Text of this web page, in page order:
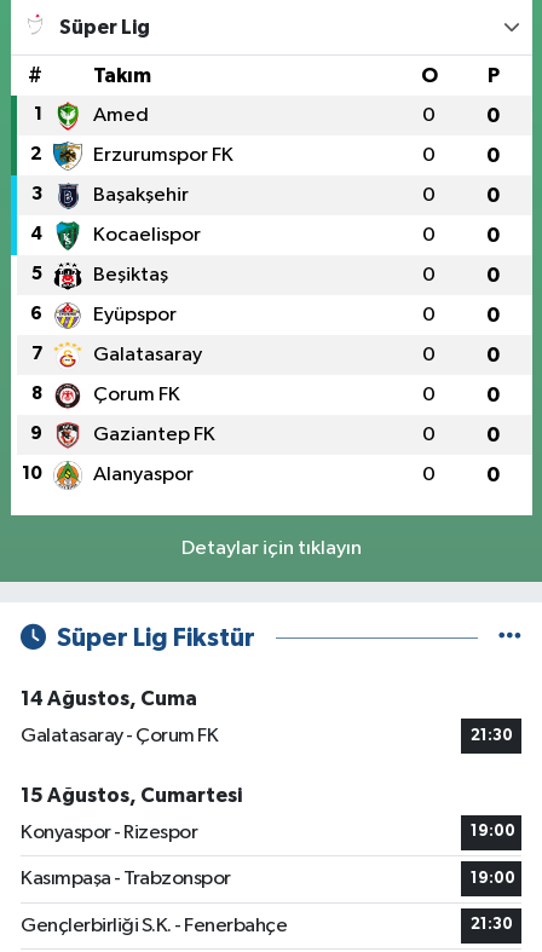
Süper Lig
# Takım O P
1 Amed 0 0
2 Erzurumspor FK 0 0
3 Başakşehir 0 0
4 Kocaelispor 0 0
5 Beşiktaş 0 0
6 Eyüpspor 0 0
7 Galatasaray 0 0
8 Çorum FK 0 0
9 Gaziantep FK 0 0
10 Alanyaspor 0 0
Detaylar için tıklayın
Süper Lig Fikstür
14 Ağustos, Cuma
Galatasaray - Çorum FK
21:30
15 Ağustos, Cumartesi
Konyaspor - Rizespor
19:00
Kasımpaşa - Trabzonspor 19:00
Gençlerbirliği S.K. - Fenerbahçe 21:30